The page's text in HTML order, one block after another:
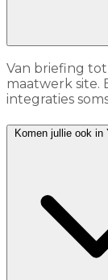
Van briefing
maatwerk site.
integraties